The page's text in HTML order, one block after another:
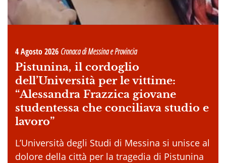
4 Agosto 2026 Cronaca di Messina e Provincia
Pistunina, il cordoglio
dell’Università per le vittime:
“Alessandra Frazzica giovane
studentessa che conciliava studio e
lavoro”
L’Università degli Studi di Messina si unisce al
dolore della città per la tragedia di Pistunina